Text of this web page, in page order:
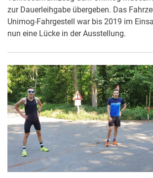
zur Dauerleihgabe übergeben. Das
Unimog-Fahrgestell war bis 2019 im
nun eine Lücke in der Ausstellung.